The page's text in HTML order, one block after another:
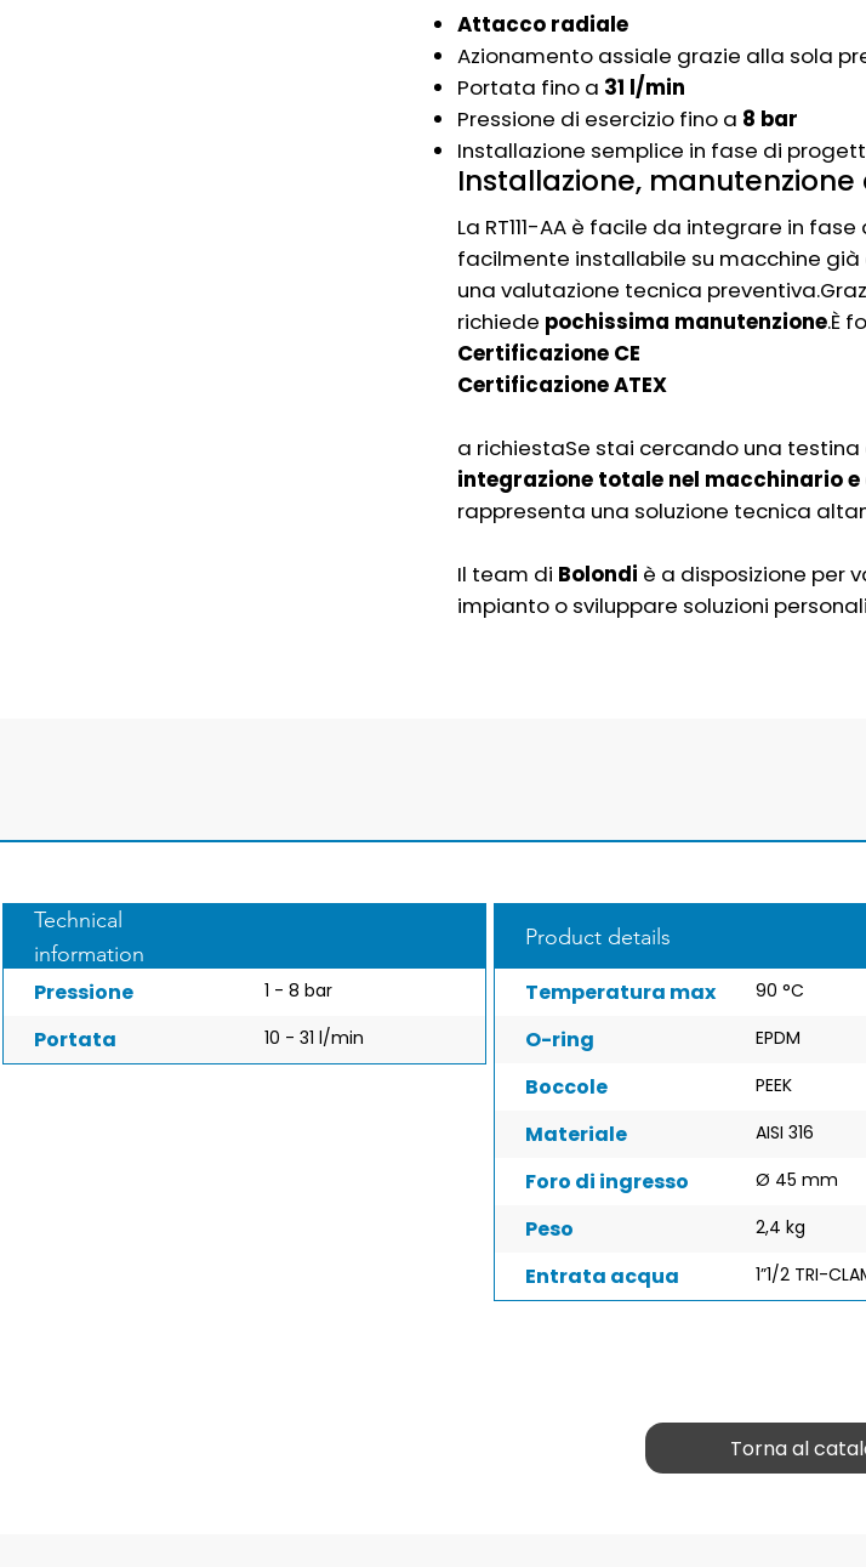
Attacco radiale
Azionamento assiale grazie alla sola
Portata fino a 31 l/min
Pressione di esercizio fino a 8 bar
Installazione semplice in fase di
Installazione, manutenzione
La RT111-AA è facile da integrare in
facilmente installabile su macchine
una valutazione tecnica
richiede pochissima manutenzione.È
Certificazione CE
Certificazione ATEX
a richiestaSe stai cercando una
integrazione totale nel macchinario
rappresenta una soluzione tecnica
Il team di Bolondi è a disposizione per
impianto o sviluppare soluzioni
Product details
Temperatura max 90 °C
O-ring EPDM
Boccole PEEK
Materiale AISI 316
Foro di ingresso Ø 45 mm
Peso 2,4 kg
Entrata acqua 1”1/2 TRI-
Technical
information
Pressione 1 - 8 bar
Portata 10 - 31 l/min
Torna al